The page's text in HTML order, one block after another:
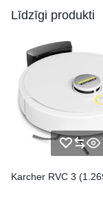
Līdzīgi produkti
Karcher RVC 3